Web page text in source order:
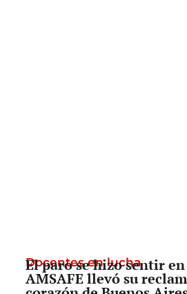
Docentes en lucha
El paro se hizo sentir en
AMSAFE llevó su